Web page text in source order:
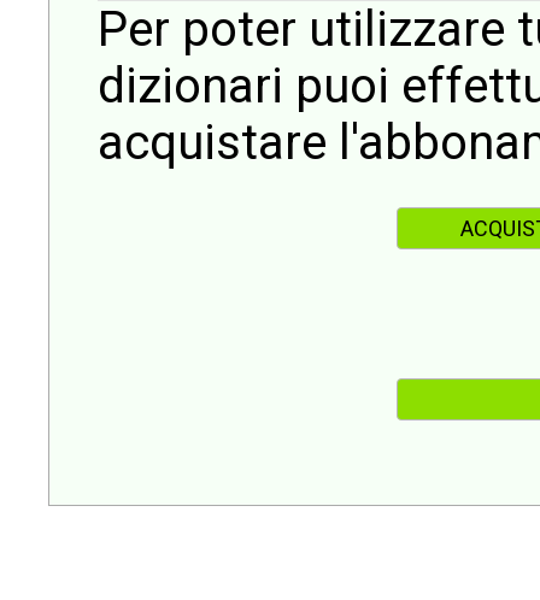
Per poter utilizzare
dizionari puoi
acquistare